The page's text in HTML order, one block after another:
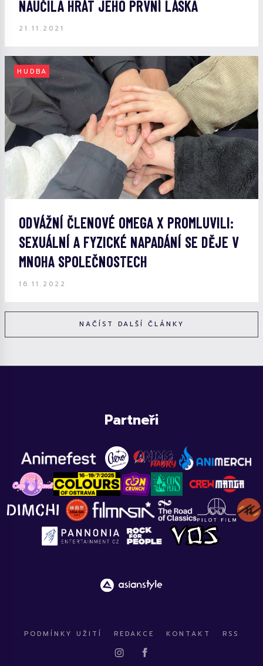
NAUČILA HRÁT JEHO PRVNÍ LÁSKA
21.11.2021
HUDBA
ODVÁŽNÍ ČLENOVÉ OMEGA X PROMLUVILI:
SEXUÁLNÍ A FYZICKÉ NAPADÁNÍ SE DĚJE V
MNOHA SPOLEČNOSTECH
16.11.2022
NAČÍST DALŠÍ ČLÁNKY
Partneři
PODMÍNKY UŽITÍ REDAKCE KONTAKT RSS